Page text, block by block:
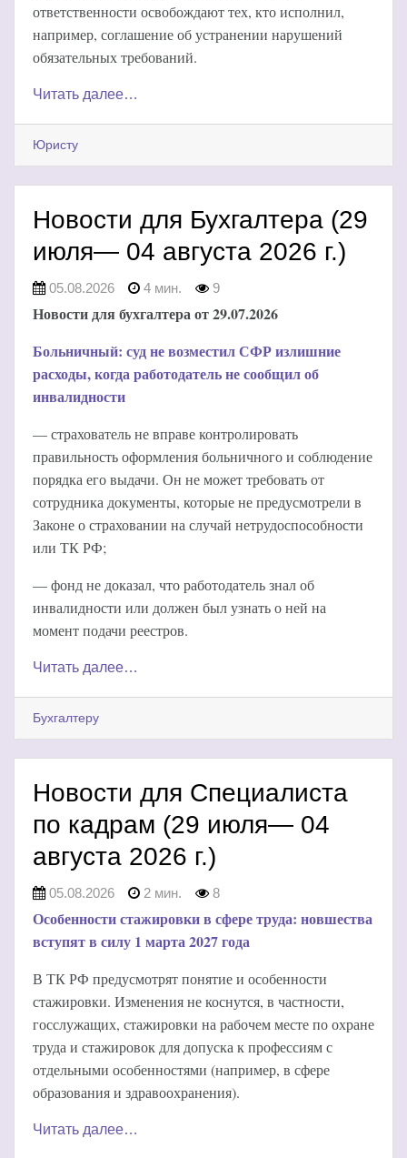
ответственности освобождают тех, кто исполнил,
например, соглашение об устранении нарушений
обязательных требований.
Читать далее…
Юристу
Новости для Бухгалтера (29
июля— 04 августа 2026 г.)
05.08.2026 4 мин. 9
Новости для бухгалтера от 29.07.2026
Больничный: суд не возместил СФР излишние
расходы, когда работодатель не сообщил об
инвалидности
— страхователь не вправе контролировать
правильность оформления больничного и соблюдение
порядка его выдачи. Он не может требовать от
сотрудника документы, которые не предусмотрели в
Законе о страховании на случай нетрудоспособности
или ТК РФ;
— фонд не доказал, что работодатель знал об
инвалидности или должен был узнать о ней на
момент подачи реестров.
Читать далее…
Бухгалтеру
Новости для Специалиста
по кадрам (29 июля— 04
августа 2026 г.)
05.08.2026 2 мин. 8
Особенности стажировки в сфере труда: новшества
вступят в силу 1 марта 2027 года
В ТК РФ предусмотрят понятие и особенности
стажировки. Изменения не коснутся, в частности,
госслужащих, стажировки на рабочем месте по охране
труда и стажировок для допуска к профессиям с
отдельными особенностями (например, в сфере
образования и здравоохранения).
Читать далее…